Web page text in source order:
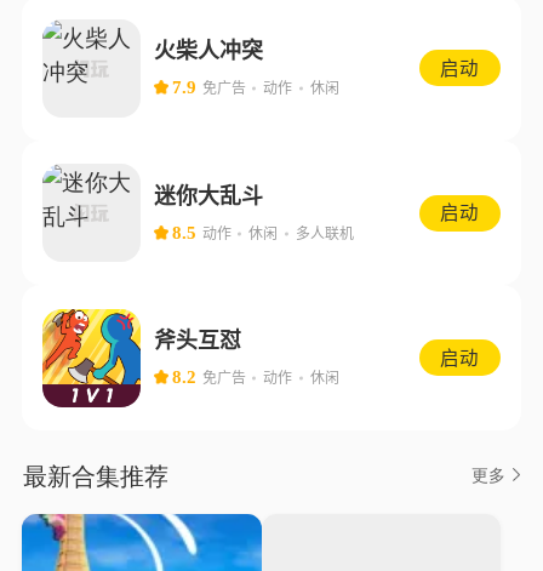
火柴人冲突
7.9 免广告 动作 休闲
启动
迷你大乱斗
8.5 动作 休闲 多人联机
启动
斧头互怼
8.2 免广告 动作 休闲
启动
最新合集推荐 更多